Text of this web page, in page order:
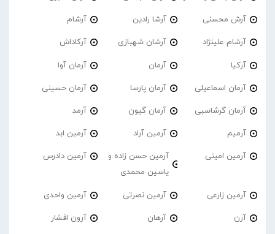
آرش محسنی آرشا رادین آرشام
آرشام علینژاد آرشان شهبازی آرکاداش
آرکیا آرمان آرمان آوا
آرمان اسماعیلی آرمان پارسا آرمان حسینی
آرمان گرشاسبی آرمان گیون آرمد
آرمیم آرمین آراد آرمین ابد
آرمین امینی
آرمین حسن زاده و
یاسین محمدی
آرمین دادرس
آرمین زارعی آرمین نصرتی آرمین واحدی
آرن آرهان آرون افشار